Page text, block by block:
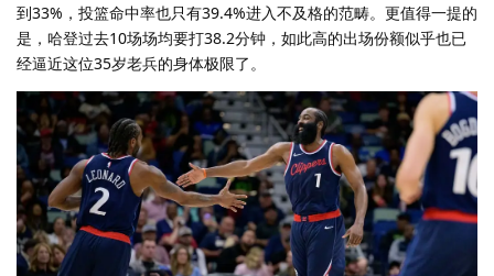
到33%，投篮命中率也只有39.4%进入不及格的范畴。更值得一提的
是，哈登过去10场场均要打38.2分钟，如此高的出场份额似乎也已
经逼近这位35岁老兵的身体极限了。